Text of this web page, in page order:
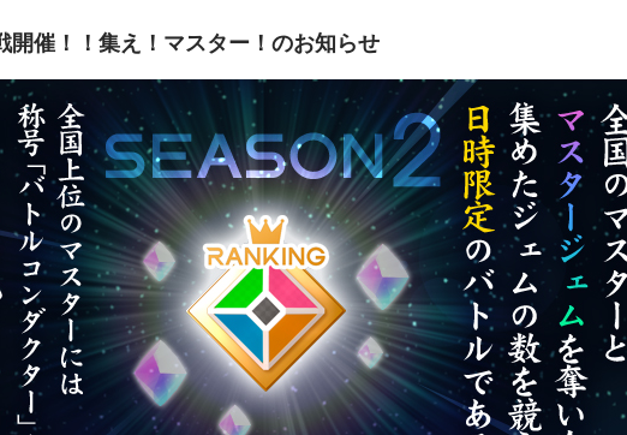
開催！！集え！マスター！のお知らせ